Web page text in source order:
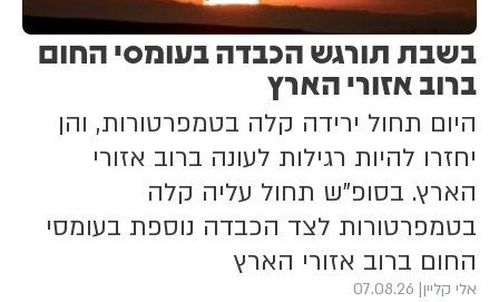
בשבת תורגש הכבדה בעומסי החום
ברוב אזורי הארץ
היום תחול ירידה קלה בטמפרטורות, והן
יחזרו להיות רגילות לעונה ברוב אזורי
הארץ. בסופ"ש תחול עליה קלה
בטמפרטורות לצד הכבדה נוספת בעומסי
החום ברוב אזורי הארץ
אלי קליין 07.08.26